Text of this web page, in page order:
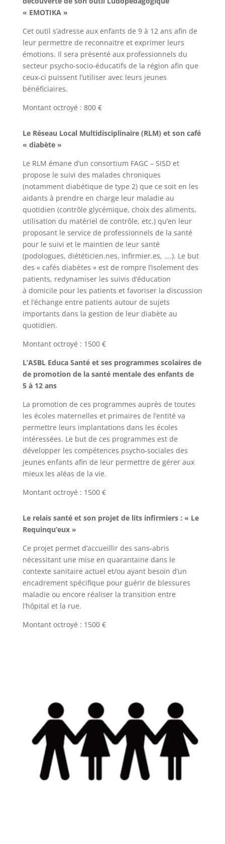
« EMOTIKA »
Cet outil s’adresse aux enfants de 9 à 12 ans afin de
leur permettre de reconnaitre et exprimer leurs
émotions. Il sera présenté aux professionnels du
secteur psycho-socio-éducatifs de la région afin que
ceux-ci puissent l’utiliser avec leurs jeunes
bénéficiaires.
Montant octroyé : 800 €
Le Réseau Local Multidisciplinaire (RLM) et son café
« diabète »
Le RLM émane d’un consortium FAGC – SISD et
propose le suivi des malades chroniques
(notamment diabétique de type 2) que ce soit en les
aidants à prendre en charge leur maladie au
quotidien (contrôle glycémique, choix des aliments,
utilisation du matériel de contrôle, etc.) qu’en leur
proposant le service de professionnels de la santé
pour le suivi et le maintien de leur santé
(podologues, diététicien.nes, infirmier​.es, ….). Le but
des « cafés diabètes » est de rompre l’isolement des
patients, redynamiser les suivis d’éducation
à domicile pour les patients et favoriser la discussion
et l’échange entre patients autour de sujets
importants dans la gestion de leur diabète au
quotidien.
Montant octroyé : 1500 €
L’ASBL Educa Santé et ses programmes scolaires de
de promotion de la santé mentale des enfants de
5 à 12 ans
La promotion de ces programmes auprès de toutes
les écoles maternelles et primaires de l’entité va
permettre leurs implantations dans les écoles
intéressées. Le but de ces programmes est de
développer les compétences psycho-sociales des
jeunes enfants afin de leur permettre de gérer aux
mieux les aléas de la vie.
Montant octroyé : 1500 €
Le relais santé et son projet de lits infirmiers : « Le
Requinqu’eux »
Ce projet permet d’accueillir des sans-abris
nécessitant une mise en quarantaine dans le
contexte sanitaire actuel et/​ou ayant besoin d’un
encadrement spécifique pour guérir de blessures
maladie ou encore réaliser la transition entre
l’hôpital et la rue.
Montant octroyé : 1500 €